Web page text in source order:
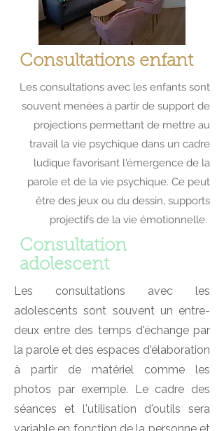
Consultations enfant
Les consultations avec les enfants sont
souvent menées à partir de support de
projections permettant de mettre au
travail la vie psychique dans un cadre
ludique favorisant l'émergence de la
parole et de la vie psychique. Ce peut
être des jeux ou du dessin, supports
projectifs de la vie émotionnelle.
Consultation
adolescent
Les consultations avec les
adolescents sont souvent un entre-
deux entre des temps d'échange par
la parole et des espaces d'élaboration
à partir de matériel comme les
photos par exemple. Le cadre des
séances et l'utilisation d'outils sera